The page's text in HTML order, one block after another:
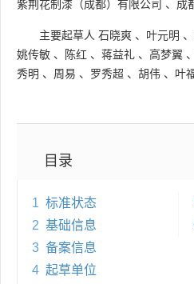
紫荆花制漆（成都）有限公司 、 成
主要起草人 石晓爽 、 叶元明 、
姚传敏 、 陈红 、 蒋益礼 、 高梦翼 、
秀明 、 周易 、 罗秀超 、 胡伟 、 叶
目录
1 标准状态
2 基础信息
3 备案信息
4 起草单位